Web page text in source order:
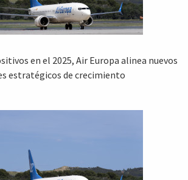
en el 2025, Air Europa alinea nuevos
estratégicos de crecimiento